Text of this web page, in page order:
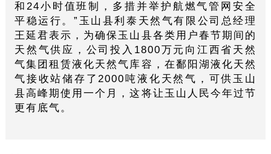
和24小时值班制，多措并举护航燃气管网安全
平稳运行。”玉山县利泰天然气有限公司总经理
王延君表示，为确保玉山县各类用户春节期间的
天然气供应，公司投入1800万元向江西省天然
气集团租赁液化天然气库容，在鄱阳湖液化天然
气接收站储存了2000吨液化天然气，可供玉山
县高峰期使用一个月，这将让玉山人民今年过节
更有底气。